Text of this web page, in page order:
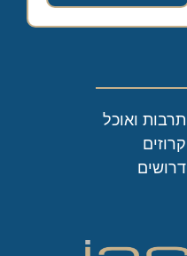
תרבות ואוכל
קרוזים
דרושים